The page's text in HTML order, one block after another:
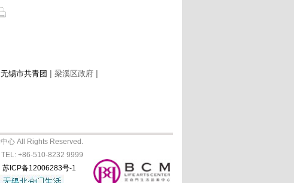
无锡市共青团 | 梁溪区政府 |
心 All Rights Reserved.
+86-510-8232 9999
苏ICP备12006283号-1